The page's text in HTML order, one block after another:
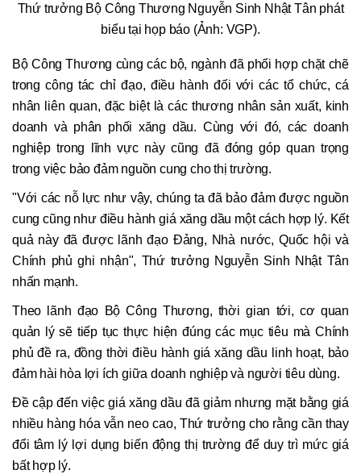
Thứ trưởng Bộ Công Thương Nguyễn Sinh Nhật Tân phát
biểu tại họp báo (Ảnh: VGP).
Bộ Công Thương cùng các bộ, ngành đã phối hợp chặt chẽ
trong công tác chỉ đạo, điều hành đối với các tổ chức, cá
nhân liên quan, đặc biệt là các thương nhân sản xuất, kinh
doanh và phân phối xăng dầu. Cùng với đó, các doanh
nghiệp trong lĩnh vực này cũng đã đóng góp quan trọng
trong việc bảo đảm nguồn cung cho thị trường.
"Với các nỗ lực như vậy, chúng ta đã bảo đảm được nguồn
cung cũng như điều hành giá xăng dầu một cách hợp lý. Kết
quả này đã được lãnh đạo Đảng, Nhà nước, Quốc hội và
Chính phủ ghi nhận", Thứ trưởng Nguyễn Sinh Nhật Tân
nhấn mạnh.
Theo lãnh đạo Bộ Công Thương, thời gian tới, cơ quan
quản lý sẽ tiếp tục thực hiện đúng các mục tiêu mà Chính
phủ đề ra, đồng thời điều hành giá xăng dầu linh hoạt, bảo
đảm hài hòa lợi ích giữa doanh nghiệp và người tiêu dùng.
Đề cập đến việc giá xăng dầu đã giảm nhưng mặt bằng giá
nhiều hàng hóa vẫn neo cao, Thứ trưởng cho rằng cần thay
đổi tâm lý lợi dụng biến động thị trường để duy trì mức giá
bất hợp lý.